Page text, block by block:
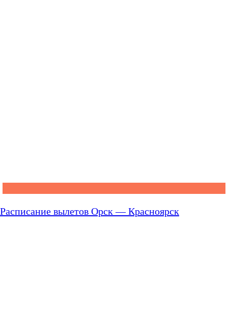
Расписание вылетов Орск — Красноярск